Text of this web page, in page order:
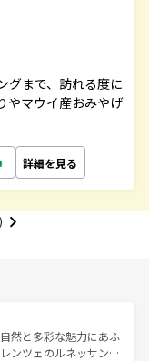
グまで、訪れる度に
やマウイ産おみやげ
詳細を見る
然と多彩な魅力にあふ
ンツェのルネッサンス